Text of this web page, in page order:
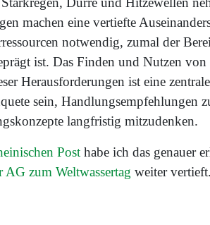
machen eine vertiefte
notwendig, zumal der
ist. Das Finden und Nutzen
Herausforderungen ist eine
sein, Handlungsempfehlungen
langfristig mitzudenken.
Post habe ich das genauer
AG zum Weltwassertag weiter vertieft.